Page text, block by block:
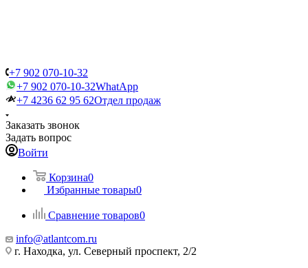
+7 902 070-10-32
+7 902 070-10-32WhatApp
+7 4236 62 95 62Отдел продаж
Заказать звонок
Задать вопрос
Войти
Корзина0
Избранные товары0
Сравнение товаров0
info@atlantcom.ru
г. Находка, ул. Северный проспект, 2/2